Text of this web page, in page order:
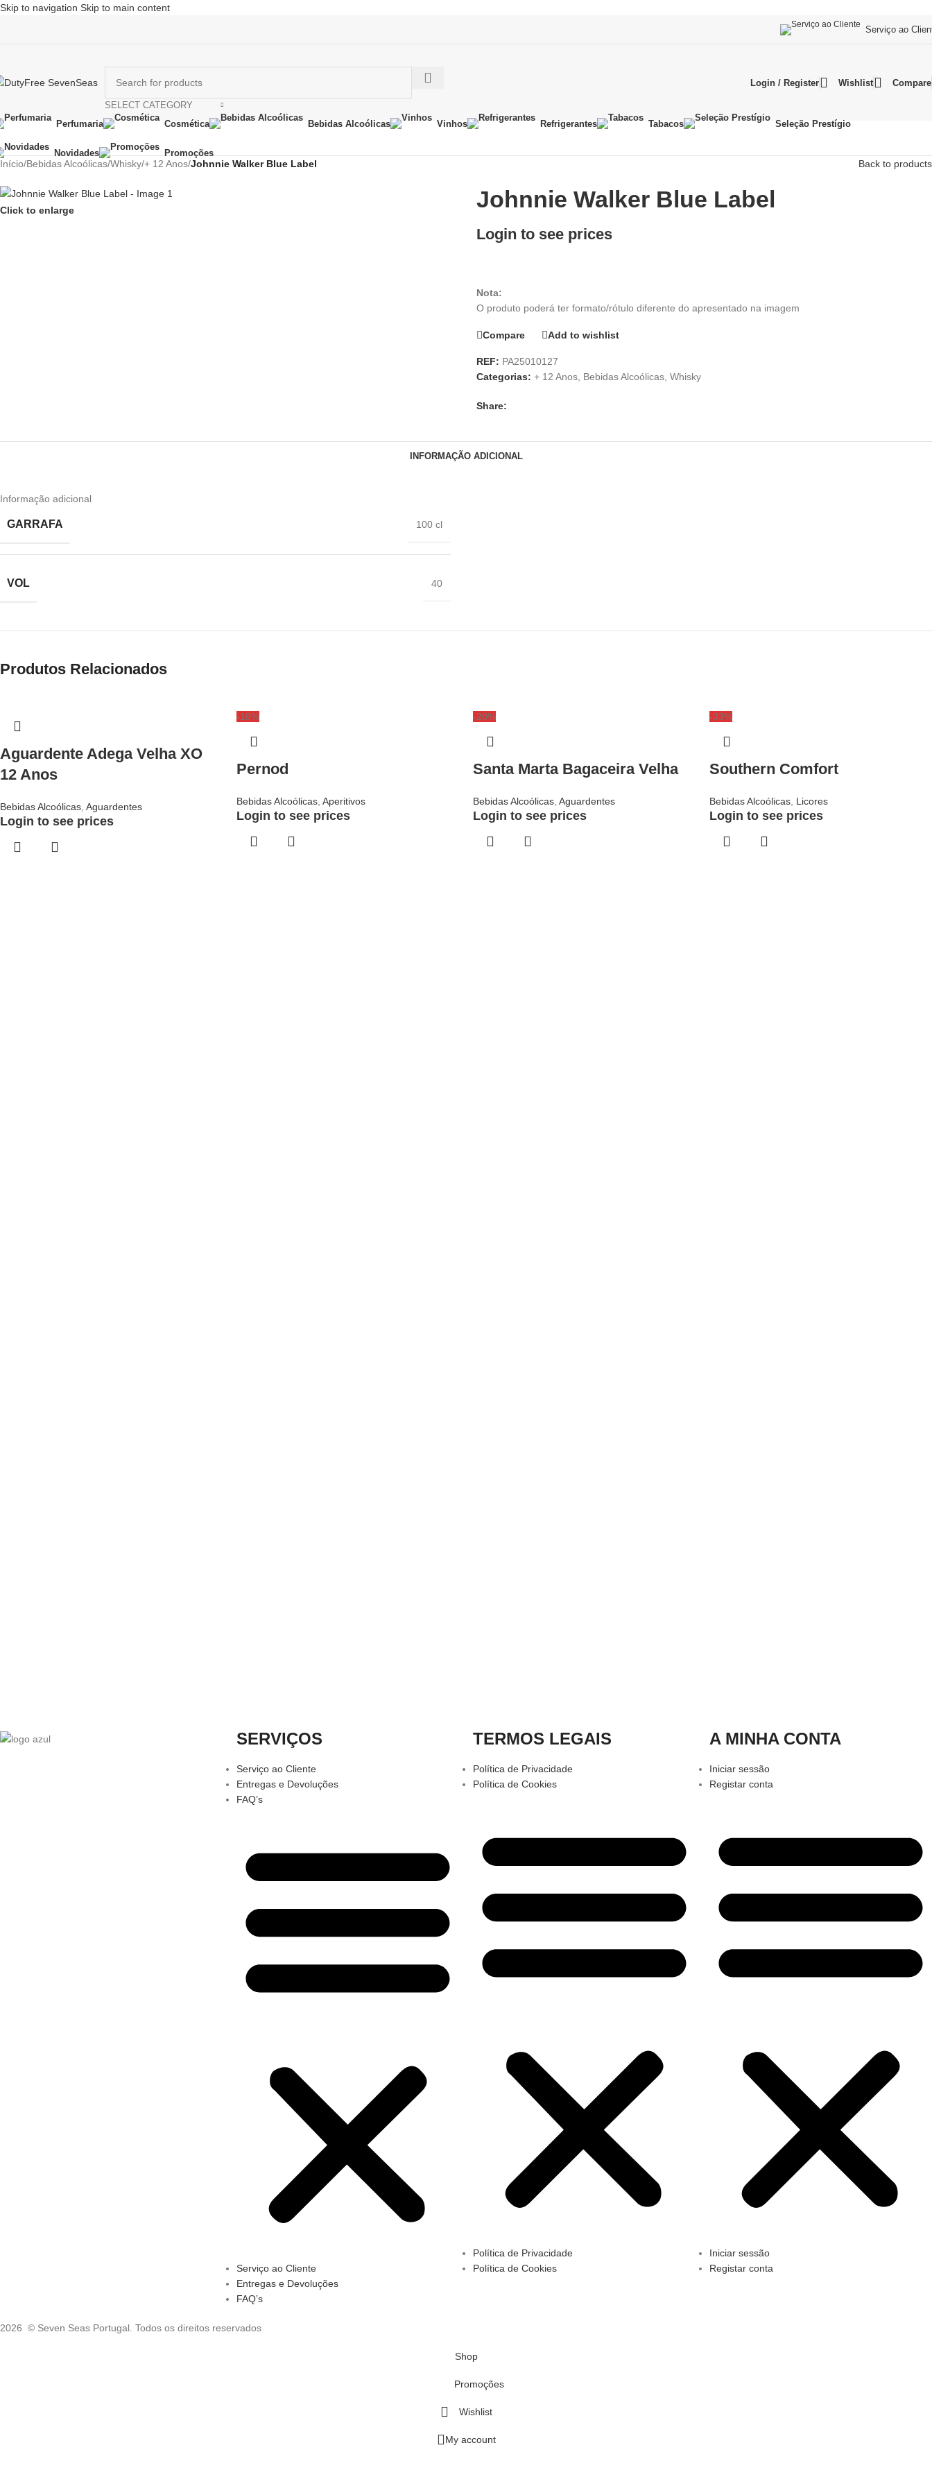
Skip to navigation Skip to main content
Serviço ao
SELECT CATEGORY
Login / Register Wishlist Compare
Perfumaria Cosmética Bebidas Alcoólicas Vinhos Refrigerantes Tabacos Seleção Prestígio
Novidades Promoções
Início/Bebidas Alcoólicas/Whisky/+ 12 Anos/Johnnie Walker Blue Label Back to products
Click to enlarge Johnnie Walker Blue Label
Login to see prices
Nota:
O produto poderá ter formato/rótulo diferente do apresentado na imagem
Compare Add to wishlist
REF: PA25010127
Categorias: + 12 Anos Bebidas Alcoólicas Whisky
Share:
INFORMAÇÃO ADICIONAL
Informação adicional
GARRAFA 100 cl
VOL 40
Produtos Relacionados
Aguardente Adega Velha XO
12 Anos
Bebidas Alcoólicas Aguardentes
Login to see prices
-18%
Pernod
Bebidas Alcoólicas Aperitivos
Login to see prices
-20%
Santa Marta Bagaceira Velha
Bebidas Alcoólicas Aguardentes
Login to see prices
-33%
Southern Comfort
Bebidas Alcoólicas Licores
Login to see prices
SERVIÇOS
Serviço ao Cliente
Entregas e Devoluções
FAQ’s
Serviço ao Cliente
Entregas e Devoluções
FAQ’s
TERMOS LEGAIS
Política de Privacidade
Política de Cookies
Política de Privacidade
Política de Cookies
A MINHA CONTA
Iniciar sessão
Registar conta
Iniciar sessão
Registar conta
2026 © Seven Seas Portugal. Todos os direitos reservados
Shop
Promoções
Wishlist
My account